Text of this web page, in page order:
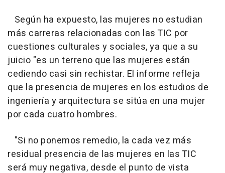
Según ha expuesto, las mujeres no estudian
más carreras relacionadas con las TIC por
cuestiones culturales y sociales, ya que a su
juicio "es un terreno que las mujeres están
cediendo casi sin rechistar. El informe refleja
que la presencia de mujeres en los estudios de
ingeniería y arquitectura se sitúa en una mujer
por cada cuatro hombres.
"Si no ponemos remedio, la cada vez más
residual presencia de las mujeres en las TIC
será muy negativa, desde el punto de vista